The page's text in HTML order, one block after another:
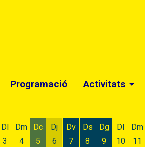
Programació Activitats
Dl
3
Dm
4
Dc
5
Dj
6
Dv
7
Ds
8
Dg
9
Dl
10
Dm
11